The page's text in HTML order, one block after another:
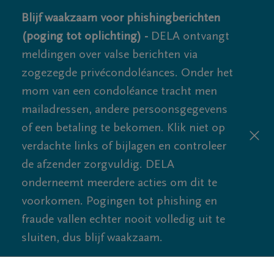
Blijf waakzaam voor phishingberichten
(poging tot oplichting) - DELA ontvangt
meldingen over valse berichten via
zogezegde privécondoléances. Onder het
mom van een condoléance tracht men
mailadressen, andere persoonsgegevens
of een betaling te bekomen. Klik niet op
verdachte links of bijlagen en controleer
de afzender zorgvuldig. DELA
onderneemt meerdere acties om dit te
voorkomen. Pogingen tot phishing en
fraude vallen echter nooit volledig uit te
sluiten, dus blijf waakzaam.